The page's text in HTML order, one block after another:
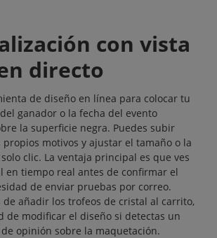
con vista
directo
de diseño en línea para colocar tu
ganador o la fecha del evento
la superficie negra. Puedes subir
motivos y ajustar el tamaño o la
clic. La ventaja principal es que ves
en tiempo real antes de confirmar el
de enviar pruebas por correo.
de añadir los trofeos de cristal al carrito,
de modificar el diseño si detectas un
opinión sobre la maquetación.